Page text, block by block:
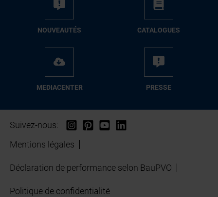
NOUVEAUTÉS CATALOGUES
MEDIACENTER PRESSE
Suivez-nous:
Mentions légales
Déclaration de performance selon BauPVO
Politique de confidentialité